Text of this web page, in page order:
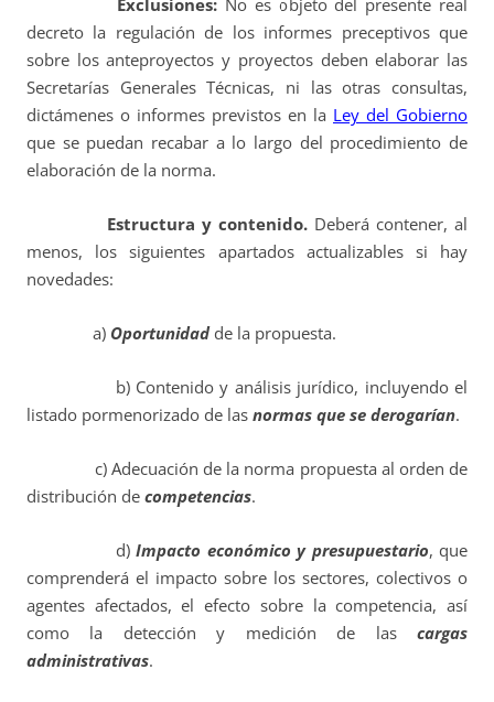
Exclusiones: No es objeto del presente real
decreto la regulación de los informes preceptivos que
sobre los anteproyectos y proyectos deben elaborar las
Secretarías Generales Técnicas, ni las otras consultas,
dictámenes o informes previstos en la Ley del Gobierno
que se puedan recabar a lo largo del procedimiento de
elaboración de la norma.
Estructura y contenido. Deberá contener, al
menos, los siguientes apartados actualizables si hay
novedades:
a) Oportunidadde la propuesta.
b) Contenido y análisis jurídico, incluyendo el
listado pormenorizado de las normas que se derogarían.
c) Adecuación de la norma propuesta al orden de
distribución de competencias.
d)Impacto económico y presupuestario, que
comprenderá el impacto sobre los sectores, colectivos o
agentes afectados, el efecto sobre la competencia, así
como la detección y medición de las cargas
administrativas.